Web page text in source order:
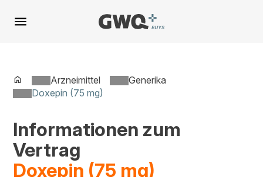
Spring
zu
Arzneimittel
Generika
Doxepin (75 mg)
Informationen zum
Vertrag
Doxepin (75 mg)